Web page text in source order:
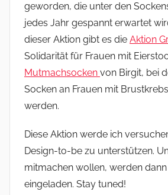
geworden, die unter den
jedes Jahr gespannt erwartet
dieser Aktion gibt es die Aktion
Solidarität für Frauen mit
Mutmachsocken von Birgit, bei
Socken an Frauen mit
werden.
Diese Aktion werde ich
Design-to-be zu unterstützen.
mitmachen wollen, werden
eingeladen. Stay tuned!